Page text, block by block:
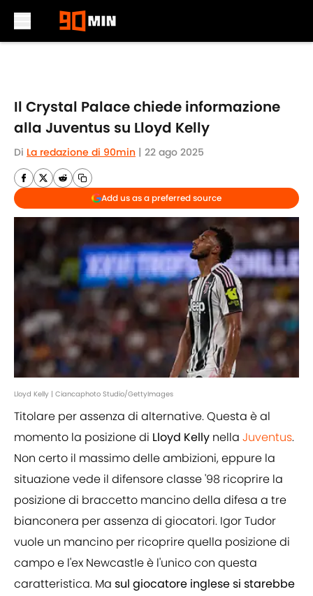
Il Crystal Palace chiede informazione
alla Juventus su Lloyd Kelly
Di La redazione di 90min | 22 ago 2025
Add us as a preferred source
Lloyd Kelly | Ciancaphoto Studio/GettyImages
Titolare per assenza di alternative. Questa è al
momento la posizione di Lloyd Kelly nella Juventus.
Non certo il massimo delle ambizioni, eppure la
situazione vede il difensore classe '98 ricoprire la
posizione di braccetto mancino della difesa a tre
bianconera per assenza di giocatori. Igor Tudor
vuole un mancino per ricoprire quella posizione di
campo e l'ex Newcastle è l'unico con questa
caratteristica. Ma sul giocatore inglese si starebbe